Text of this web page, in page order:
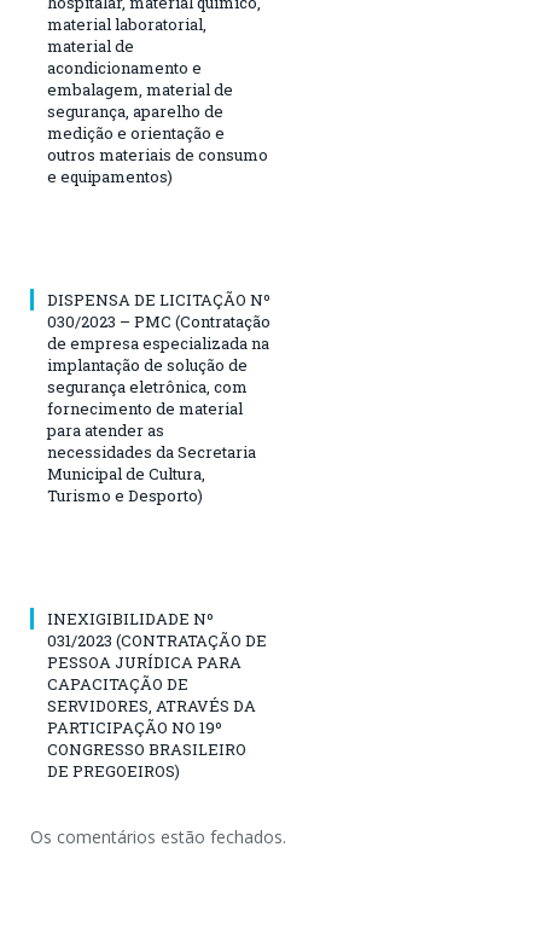
material laboratorial,
material de
acondicionamento e
embalagem, material de
segurança, aparelho de
medição e orientação e
outros materiais de consumo
e equipamentos)
DISPENSA DE LICITAÇÃO Nº
030/2023 – PMC (Contratação
de empresa especializada na
implantação de solução de
segurança eletrônica, com
fornecimento de material
para atender as
necessidades da Secretaria
Municipal de Cultura,
Turismo e Desporto)
INEXIGIBILIDADE Nº
031/2023 (CONTRATAÇÃO DE
PESSOA JURÍDICA PARA
CAPACITAÇÃO DE
SERVIDORES, ATRAVÉS DA
PARTICIPAÇÃO NO 19º
CONGRESSO BRASILEIRO
DE PREGOEIROS)
Os comentários estão fechados.